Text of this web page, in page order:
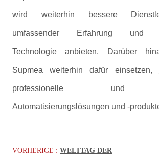
wird weiterhin bessere
umfassender Erfahrung und
Technologie anbieten. Darüber
Supmea weiterhin dafür einsetzen,
professionelle und
Automatisierungslösungen und -
VORHERIGE : WELTTAG DER